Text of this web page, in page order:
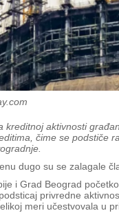
kreditnoj aktivnosti
čime se podstiče
dugo su se zalagale
i Grad Beograd
privredne
meri učestvovala u